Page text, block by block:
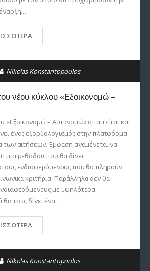
Nikolas Konstantopoulos
νέου κύκλου «Εξοικονομώ –
«Εξοικονομώ – Αυτονομώ» απαιτείται και
ένας εξορθολογισμός στην πλατφόρμα
των αιτήσεων. Έμφαση αναμένεται να
μια μεθόδου που θα δίνει
ενδιαφερόμενους που θα πληρούν
κριτήρια. Παράλληλα δεν θα
με υψηλότερα
θα τους δίνει ένα…
Nikolas Konstantopoulos